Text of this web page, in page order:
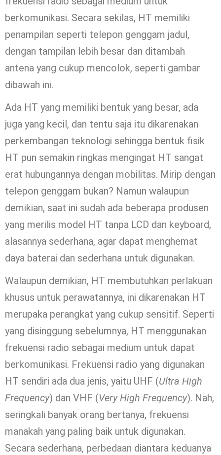
berkomunikasi. Secara sekilas, HT memiliki
penampilan seperti telepon genggam jadul,
dengan tampilan lebih besar dan ditambah
antena yang cukup mencolok, seperti gambar
dibawah ini.
Ada HT yang memiliki bentuk yang besar, ada
juga yang kecil, dan tentu saja itu dikarenakan
perkembangan teknologi sehingga bentuk fisik
HT pun semakin ringkas mengingat HT sangat
erat hubungannya dengan mobilitas. Mirip dengan
telepon genggam bukan? Namun walaupun
demikian, saat ini sudah ada beberapa produsen
yang merilis model HT tanpa LCD dan keyboard,
alasannya sederhana, agar dapat menghemat
daya baterai dan sederhana untuk digunakan.
Walaupun demikian, HT membutuhkan perlakuan
khusus untuk perawatannya, ini dikarenakan HT
merupaka perangkat yang cukup sensitif. Seperti
yang disinggung sebelumnya, HT menggunakan
frekuensi radio sebagai medium untuk dapat
berkomunikasi. Frekuensi radio yang digunakan
HT sendiri ada dua jenis, yaitu UHF (Ultra High
Frequency) dan VHF (Very High Frequency). Nah,
seringkali banyak orang bertanya, frekuensi
manakah yang paling baik untuk digunakan.
Secara sederhana, perbedaan diantara keduanya